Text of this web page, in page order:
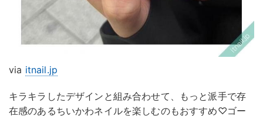
via itnail.jp
キラキラしたデザインと組み合わせて、もっと派手で存
在感のあるちいかわネイルを楽しむのもおすすめ♡ゴー